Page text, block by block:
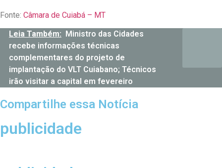
Fonte: Câmara de Cuiabá – MT
Leia Também:
Ministro das Cidades
recebe informações técnicas
complementares do projeto de
implantação do VLT Cuiabano; Técnicos
irão visitar a capital em fevereiro
Compartilhe essa Notícia
publicidade